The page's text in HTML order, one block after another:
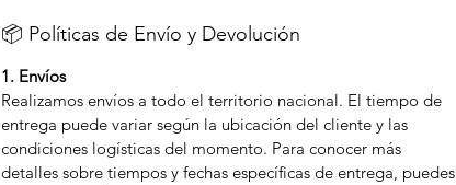
📦 Políticas de Envío y Devolución
1. Envíos
Realizamos envíos a todo el territorio nacional. El tiempo de
entrega puede variar según la ubicación del cliente y las
condiciones logísticas del momento. Para conocer más
detalles sobre tiempos y fechas específicas de entrega, puedes